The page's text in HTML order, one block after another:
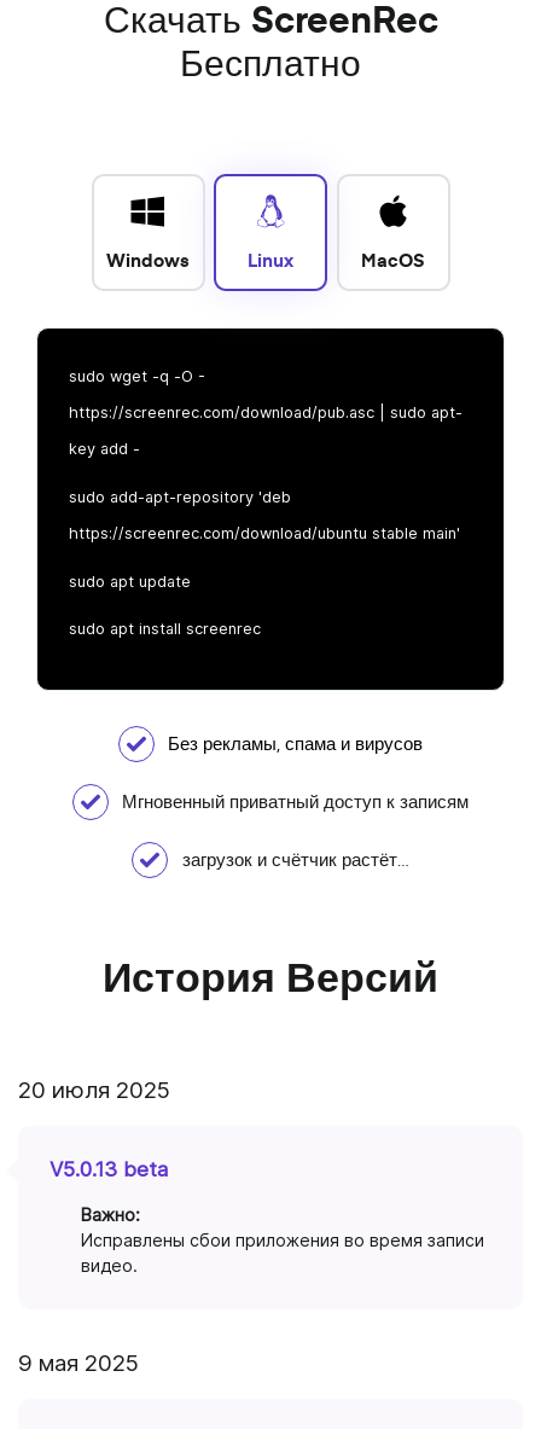
Скачать ScreenRec
Бесплатно
Windows Linux MacOS
sudo wget -q -O -
https://screenrec.com/download/pub.asc | sudo apt-
key add -
sudo add-apt-repository 'deb
https://screenrec.com/download/ubuntu stable main'
sudo apt update
sudo apt install screenrec
Без рекламы, спама и вирусов
Мгновенный приватный доступ к записям
загрузок и счётчик растёт…
История Версий
20 июля 2025
V5.0.13 beta
Важно:
Исправлены сбои приложения во время записи
видео.
9 мая 2025